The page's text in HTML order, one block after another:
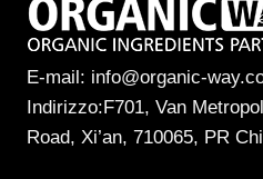
E-mail: info@organic-
Indirizzo:F701, Van
Road, Xi’an, 710065, PR